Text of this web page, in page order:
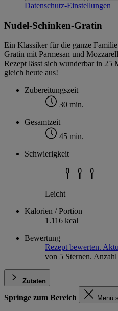
Datenschutz-Einstellungen
Nudel-Schinken-Gratin
Ein Klassiker für die ganze
Gratin mit Parmesan und
Rezept lässt sich wunderbar in 25
gleich heute aus!
Zubereitungszeit
30 min.
Gesamtzeit
45 min.
Schwierigkeit
Leicht
Kalorien / Portion
1.116 kcal
Bewertung
Rezept bewerten.
von 5 Sternen.
Zutaten
Springe zum Bereich Menü